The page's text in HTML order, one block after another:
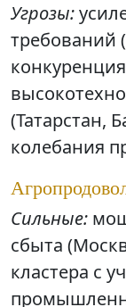
Угрозы:
требований
(Татарстан,
колебания
Сильные:
сбыта
кластера с